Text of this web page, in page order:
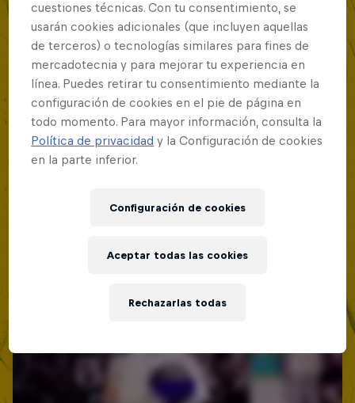
cuestiones técnicas. Con tu consentimiento, se
usarán cookies adicionales (que incluyen aquellas
de terceros) o tecnologías similares para fines de
mercadotecnia y para mejorar tu experiencia en
línea. Puedes retirar tu consentimiento mediante la
configuración de cookies en el pie de página en
todo momento. Para mayor información, consulta la
Política de privacidad y la Configuración de cookies
en la parte inferior.
Configuración de cookies
Rechazarlas todas
Aceptar todas las cookies